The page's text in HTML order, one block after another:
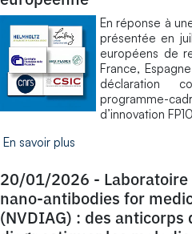
En réponse à
présentée en
européens de
France,
déclaration
programme-
d’innovation
En savoir plus
20/01/2026 -
nano-antibodies for
(NVDIAG) : des